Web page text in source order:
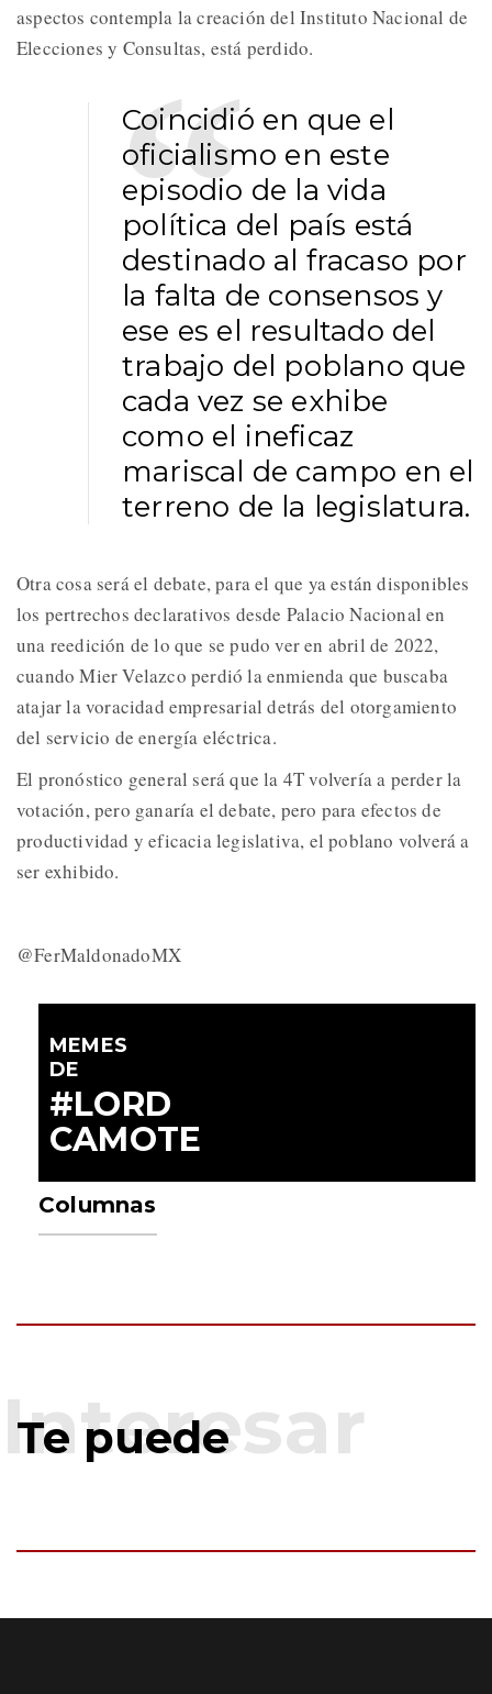
aspectos contempla la creación del Instituto Nacional de
Elecciones y Consultas, está perdido.
Coincidió en que el
oficialismo en este
episodio de la vida
política del país está
destinado al fracaso por
la falta de consensos y
ese es el resultado del
trabajo del poblano que
cada vez se exhibe
como el ineficaz
mariscal de campo en el
terreno de la legislatura.
Otra cosa será el debate, para el que ya están disponibles
los pertrechos declarativos desde Palacio Nacional en
una reedición de lo que se pudo ver en abril de 2022,
cuando Mier Velazco perdió la enmienda que buscaba
atajar la voracidad empresarial detrás del otorgamiento
del servicio de energía eléctrica.
El pronóstico general será que la 4T volvería a perder la
votación, pero ganaría el debate, pero para efectos de
productividad y eficacia legislativa, el poblano volverá a
ser exhibido.
@FerMaldonadoMX
MEMES
DE
#LORD
CAMOTE
Columnas
Te puede